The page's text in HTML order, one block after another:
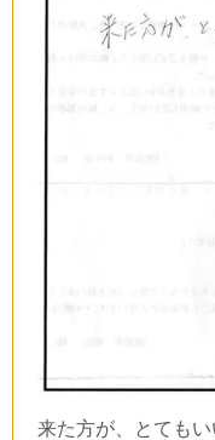
来た方が、とてもい